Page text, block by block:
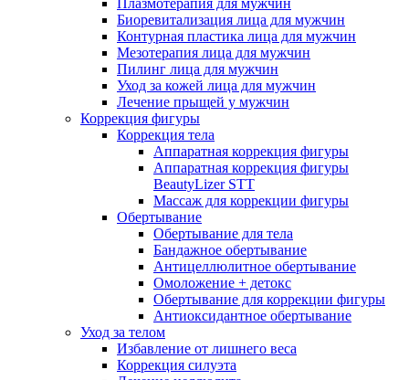
Плазмотерапия для мужчин
Биоревитализация лица для мужчин
Контурная пластика лица для мужчин
Мезотерапия лица для мужчин
Пилинг лица для мужчин
Уход за кожей лица для мужчин
Лечение прыщей у мужчин
Коррекция фигуры
Коррекция тела
Аппаратная коррекция фигуры
Аппаратная коррекция фигуры
BeautyLizer STT
Массаж для коррекции фигуры
Обертывание
Обертывание для тела
Бандажное обертывание
Антицеллюлитное обертывание
Омоложение + детокс
Обертывание для коррекции фигуры
Антиоксидантное обертывание
Уход за телом
Избавление от лишнего веса
Коррекция силуэта